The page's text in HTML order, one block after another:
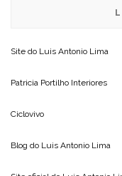
Site do Luis Antonio Lima
Patricia Portilho Interiores
Ciclovivo
Blog do Luis Antonio Lima